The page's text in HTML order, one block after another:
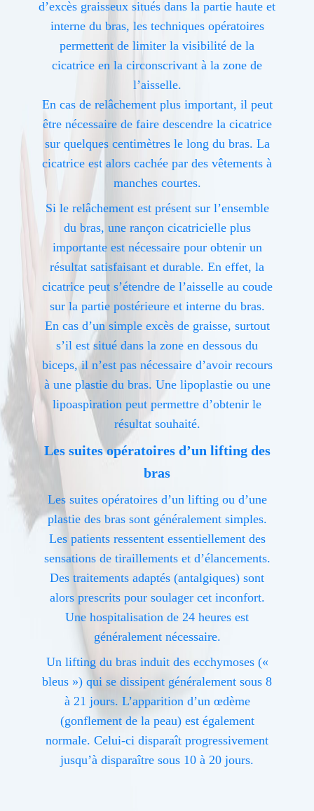
d’excès graisseux situés dans la partie haute et
interne du bras, les techniques opératoires
permettent de limiter la visibilité de la
cicatrice en la circonscrivant à la zone de
l’aisselle.
En cas de relâchement plus important, il peut
être nécessaire de faire descendre la cicatrice
sur quelques centimètres le long du bras. La
cicatrice est alors cachée par des vêtements à
manches courtes.
Si le relâchement est présent sur l’ensemble
du bras, une rançon cicatricielle plus
importante est nécessaire pour obtenir un
résultat satisfaisant et durable. En effet, la
cicatrice peut s’étendre de l’aisselle au coude
sur la partie postérieure et interne du bras.
En cas d’un simple excès de graisse, surtout
s’il est situé dans la zone en dessous du
biceps, il n’est pas nécessaire d’avoir recours
à une plastie du bras. Une lipoplastie ou une
lipoaspiration peut permettre d’obtenir le
résultat souhaité.
Les suites opératoires d’un lifting des
bras
Les suites opératoires d’un lifting ou d’une
plastie des bras sont généralement simples.
Les patients ressentent essentiellement des
sensations de tiraillements et d’élancements.
Des traitements adaptés (antalgiques) sont
alors prescrits pour soulager cet inconfort.
Une hospitalisation de 24 heures est
généralement nécessaire.
Un lifting du bras induit des ecchymoses («
bleus ») qui se dissipent généralement sous 8
à 21 jours. L’apparition d’un œdème
(gonflement de la peau) est également
normale. Celui-ci disparaît progressivement
jusqu’à disparaître sous 10 à 20 jours.